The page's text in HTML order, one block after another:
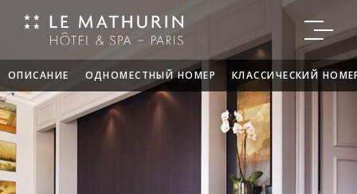
ОПИСАНИЕ ОДНОМЕСТНЫЙ НОМЕР КЛАССИЧЕСКИЙ